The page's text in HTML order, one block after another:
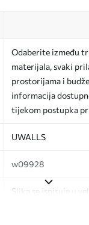
Odaberite između
materijala, svaki
prostorijama i
informacija
tijekom postupka
UWALLS
w09928
Slika se ispisuje u